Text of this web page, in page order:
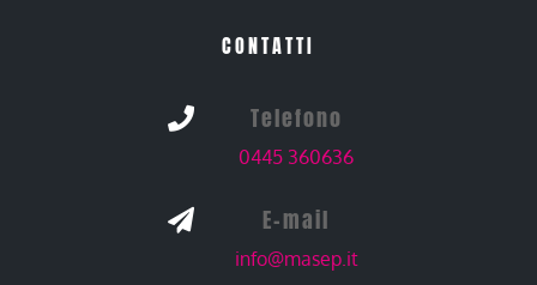
CONTATTI
 Telefono
0445 360636
 E-mail
info@masep.it